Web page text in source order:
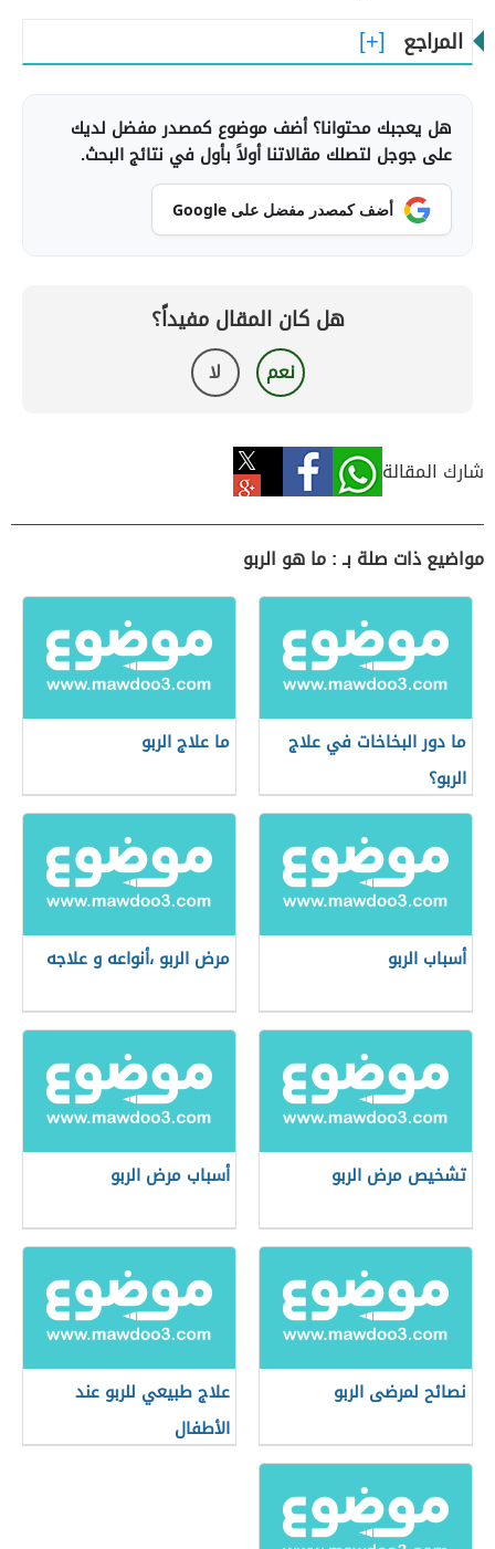
المراجع
هل يعجبك محتوانا؟ أضف موضوع كمصدر مفضل لديك
على جوجل لتصلك مقالاتنا أولاً بأول في نتائج البحث.
أضف كمصدر مفضل على Google
هل كان المقال مفيداً؟
نعم لا
شارك المقالة
مواضيع ذات صلة بـ : ما هو الربو
ما دور البخاخات في علاج
الربو؟
ما علاج الربو
أسباب الربو مرض الربو ،أنواعه و علاجه
تشخيص مرض الربو أسباب مرض الربو
نصائح لمرضى الربو
علاج طبيعي للربو عند
الأطفال